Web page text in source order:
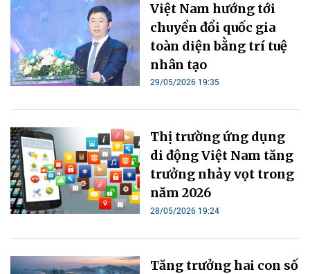
Việt Nam hướng tới
chuyển đổi quốc gia
toàn diện bằng trí tuệ
nhân tạo
29/05/2026 19:35
Thị trường ứng dụng
di động Việt Nam tăng
trưởng nhảy vọt trong
năm 2026
28/05/2026 19:24
Tăng trưởng hai con số